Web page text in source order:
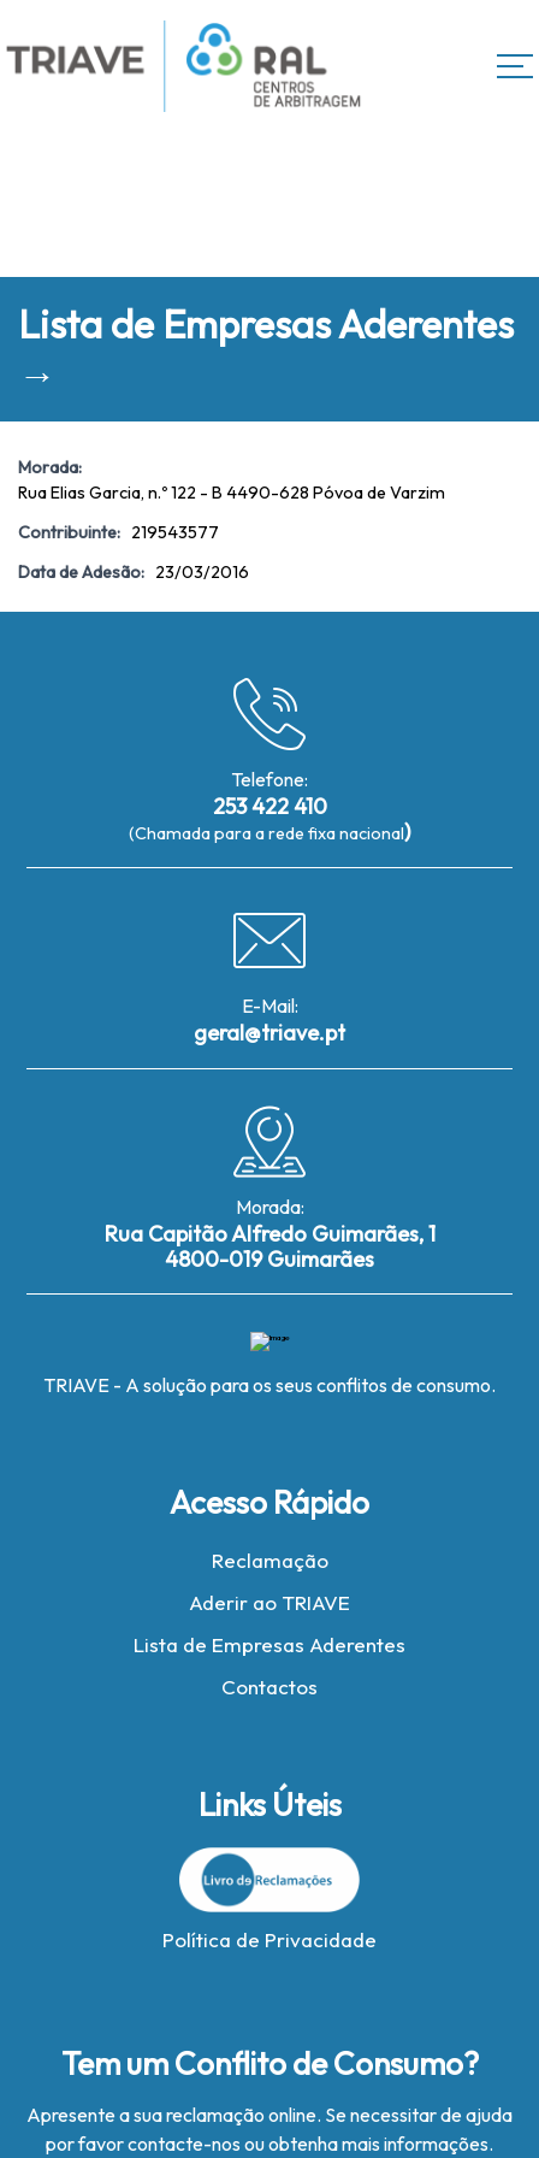
Lista de Empresas Aderentes
→
Morada:
Rua Elias Garcia, n.º 122 - B 4490-628 Póvoa de Varzim
Contribuinte: 219543577
Data de Adesão: 23/03/2016
Telefone:
253 422 410
(Chamada para a rede fixa nacional)
E-Mail:
geral@triave.pt
Morada:
Rua Capitão Alfredo Guimarães, 1
4800-019 Guimarães
TRIAVE - A solução para os seus conflitos de consumo.
Acesso Rápido
Reclamação
Aderir ao TRIAVE
Lista de Empresas Aderentes
Contactos
Links Úteis
Política de Privacidade
Tem um Conflito de Consumo?
Apresente a sua reclamação online. Se necessitar de ajuda
por favor contacte-nos ou obtenha mais informações.